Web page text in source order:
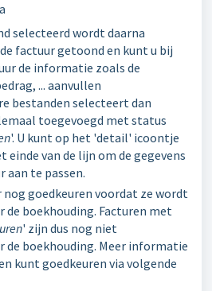
selecteerd wordt daarna
factuur getoond en kunt u bij
de informatie zoals de
... aanvullen
bestanden selecteert dan
toegevoegd met status
'. U kunt op het 'detail' icoontje
einde van de lijn om de gegevens
aan te passen.
nog goedkeuren voordat ze wordt
de boekhouding. Facturen met
' zijn dus nog niet
de boekhouding. Meer informatie
kunt goedkeuren via volgende